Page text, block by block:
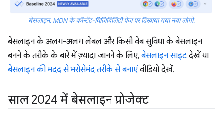
बेसलाइन. MDN के कॉन्टेंट-विज़िबिलिटी पेज पर दिखाया गया नया लोगो.
बेसलाइन के अलग-अलग लेबल और किसी वेब सुविधा के बेसलाइन
बनने के तरीके के बारे में ज़्यादा जानने के लिए,बेसलाइन साइटदेखें या
बेसलाइन की मदद से भरोसेमंद तरीके से बनाएंवीडियो देखें.
साल 2024 में बेसलाइन प्रोजेक्ट